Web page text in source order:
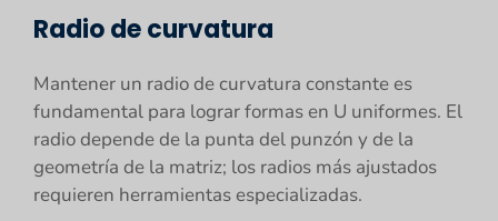
Radio de curvatura
Mantener un radio de curvatura constante es
fundamental para lograr formas en U uniformes. El
radio depende de la punta del punzón y de la
geometría de la matriz; los radios más ajustados
requieren herramientas especializadas.